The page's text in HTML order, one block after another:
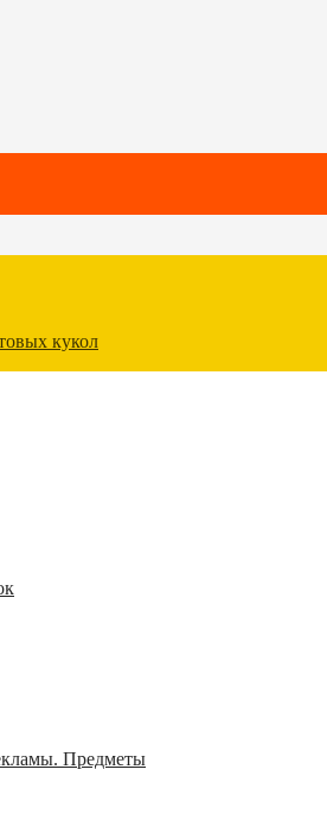
кукол
Предметы